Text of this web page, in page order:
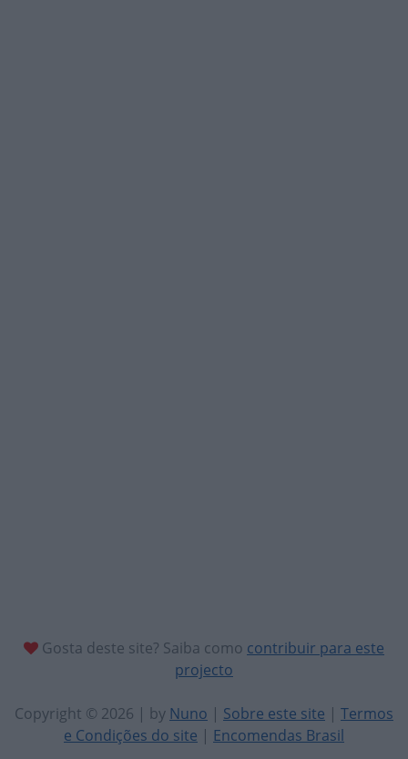
Gosta deste site? Saiba como contribuir para este
projecto
Copyright © 2026 | by Nuno | Sobre este site | Termos
e Condições do site | Encomendas Brasil